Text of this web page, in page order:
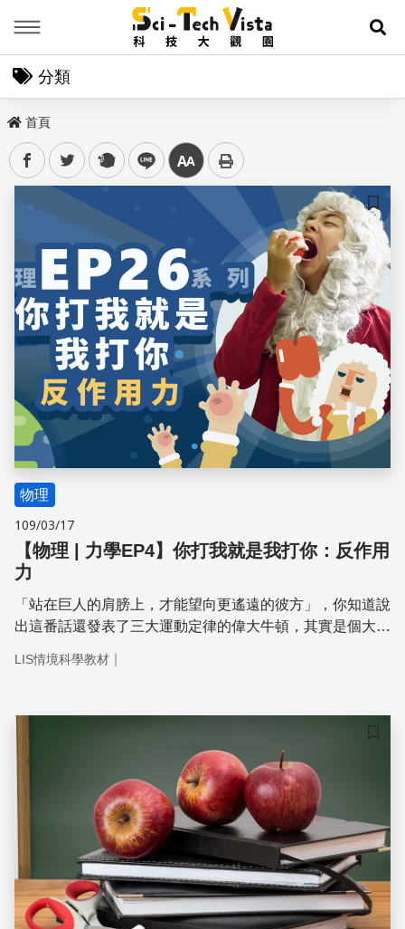
展
分類
首頁
facebooktwitter plurk line 中
儲存
物理
109/03/17
【物理 | 力學EP4】你打我就是我打你：反作用
力
「站在巨人的肩膀上，才能望向更遙遠的彼方」，你知道說
出這番話還發表了三大運動定律的偉大牛頓，其實是個大屁
最後一個運動定律的呢？快來看看被蘋果打到後的牛頓到底
LIS情境科學教材 ｜
儲存